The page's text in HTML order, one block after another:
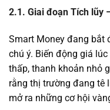
2.1. Giai đoạn Tích lũy
Smart Money đang bắt
chú ý. Biến động giá
thấp, thanh khoản nhỏ
rằng thị trường đang tê
mở ra những cơ hội